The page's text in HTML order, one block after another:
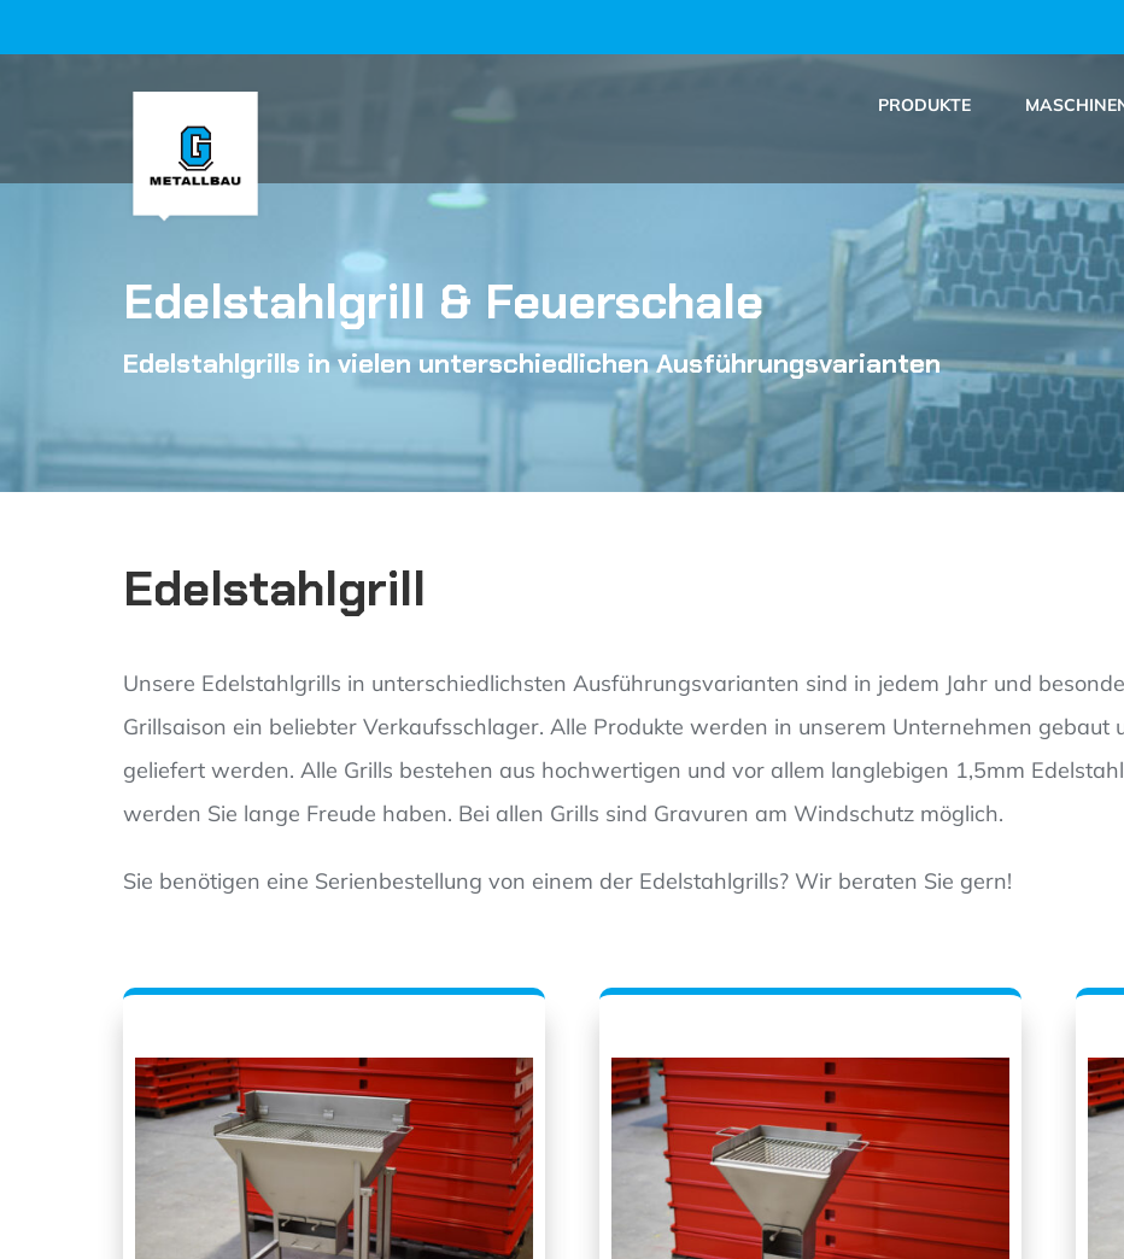
Inhalt
PRODUKTE
Edelstahlgrill & Feuerschale
Edelstahlgrills in vielen unterschiedlichen Ausführungsvarianten
Edelstahlgrill
Unsere Edelstahlgrills in unterschiedlichsten Ausführungsvarianten sind in jedem Jahr und
Grillsaison ein beliebter Verkaufsschlager. Alle Produkte werden in unserem Unternehmen gebaut
geliefert werden. Alle Grills bestehen aus hochwertigen und vor allem langlebigen 1,5mm
werden Sie lange Freude haben. Bei allen Grills sind Gravuren am Windschutz möglich.
Sie benötigen eine Serienbestellung von einem der Edelstahlgrills? Wir beraten Sie gern!